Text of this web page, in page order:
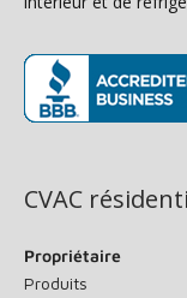
CVAC
Propriétaire
Produits